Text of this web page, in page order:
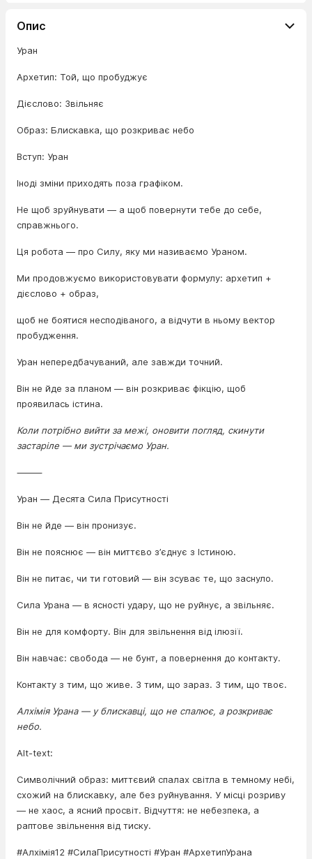
Опис
Уран
Архетип: Той, що пробуджує
Дієслово: Звільняє
Образ: Блискавка, що розкриває небо
Вступ: Уран
Іноді зміни приходять поза графіком.
Не щоб зруйнувати — а щоб повернути тебе до себе,
справжнього.
Ця робота — про Силу, яку ми називаємо Ураном.
Ми продовжуємо використовувати формулу: архетип +
дієслово + образ,
щоб не боятися несподіваного, а відчути в ньому вектор
пробудження.
Уран непередбачуваний, але завжди точний.
Він не йде за планом — він розкриває фікцію, щоб
проявилась істина.
Коли потрібно вийти за межі, оновити погляд, скинути
застаріле — ми зустрічаємо Уран.
⸻
Уран — Десята Сила Присутності
Він не йде — він пронизує.
Він не пояснює — він миттєво з’єднує з Істиною.
Він не питає, чи ти готовий — він зсуває те, що заснуло.
Сила Урана — в ясності удару, що не руйнує, а звільняє.
Він не для комфорту. Він для звільнення від ілюзії.
Він навчає: свобода — не бунт, а повернення до контакту.
Контакту з тим, що живе. З тим, що зараз. З тим, що твоє.
Алхімія Урана — у блискавці, що не спалює, а розкриває
небо.
Alt-text:
Символічний образ: миттєвий спалах світла в темному небі,
схожий на блискавку, але без руйнування. У місці розриву
— не хаос, а ясний просвіт. Відчуття: не небезпека, а
раптове звільнення від тиску.
#Алхімія12 #СилаПрисутності #Уран #АрхетипУрана